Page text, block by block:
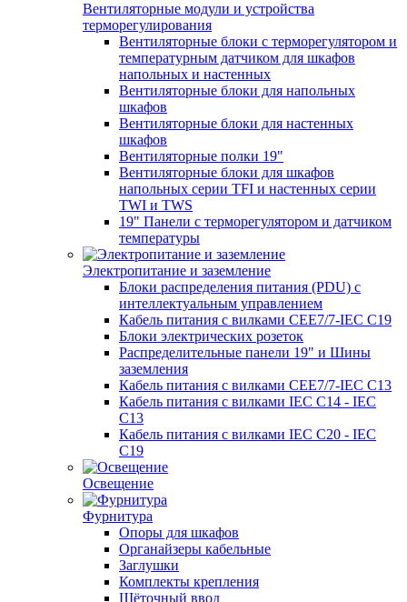
Вентиляторные модули и устройства
терморегулирования
Вентиляторные блоки с терморегулятором и
температурным датчиком для шкафов
напольных и настенных
Вентиляторные блоки для напольных
шкафов
Вентиляторные блоки для настенных
шкафов
Вентиляторные полки 19"
Вентиляторные блоки для шкафов
напольных серии TFI и настенных серии
TWI и TWS
19" Панели с терморегулятором и датчиком
температуры
Электропитание и заземление
Блоки распределения питания (PDU) с
интеллектуальным управлением
Кабель питания с вилками CEE7/7-IEC C19
Блоки электрических розеток
Распределительные панели 19" и Шины
заземления
Кабель питания с вилками CEE7/7-IEC C13
Кабель питания с вилками IEC C14 - IEC
C13
Кабель питания с вилками IEC C20 - IEC
C19
Освещение
Фурнитура
Опоры для шкафов
Органайзеры кабельные
Заглушки
Комплекты крепления
Щёточный ввод